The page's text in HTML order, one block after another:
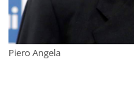
Piero Angela